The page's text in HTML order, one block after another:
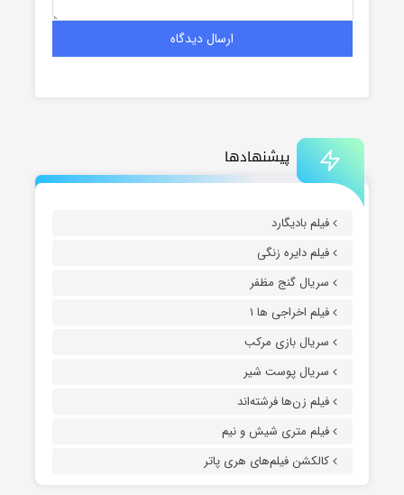
پیشنهادها
فیلم بادیگارد
فیلم دایره زنگی
سریال گنج مظفر
فیلم اخراجی ها ۱
سریال بازی مرکب
سریال پوست شیر
فیلم زن‌ها فرشته‌اند
فیلم متری شیش و نیم
کالکشن فیلم‌های هری پاتر